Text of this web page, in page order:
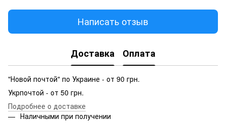
Написать отзыв
Доставка Оплата
"Новой почтой" по Украине - от 90 грн.
Укрпочтой - от 50 грн.
Подробнее о доставке
Наличными при получении